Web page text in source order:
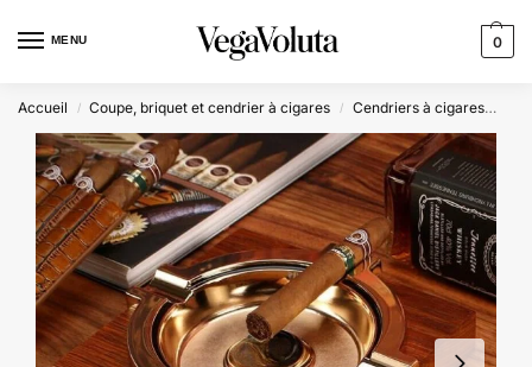
MENU 0
Accueil / Coupe, briquet et cendrier à cigares / Cendriers à cigares